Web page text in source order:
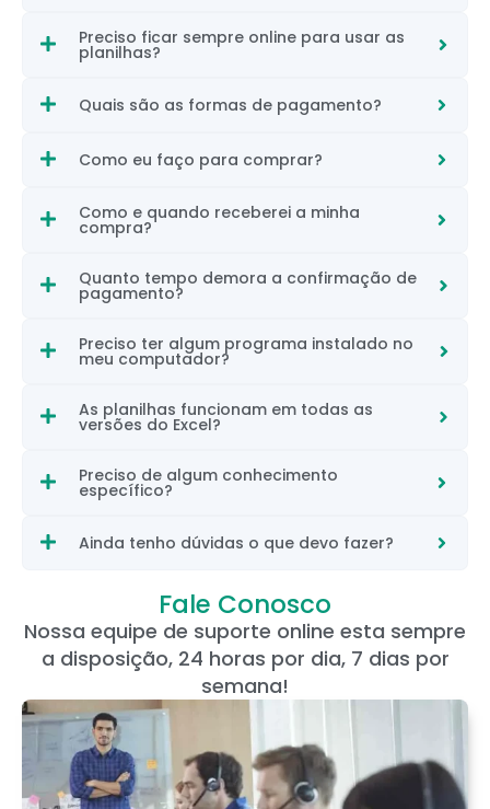
Preciso ficar sempre online para usar as
planilhas?
Quais são as formas de pagamento?
Como eu faço para comprar?
Como e quando receberei a minha
compra?
Quanto tempo demora a confirmação de
pagamento?
Preciso ter algum programa instalado no
meu computador?
As planilhas funcionam em todas as
versões do Excel?
Preciso de algum conhecimento
específico?
Ainda tenho dúvidas o que devo fazer?
Fale Conosco
Nossa equipe de suporte online esta sempre
a disposição, 24 horas por dia, 7 dias por
semana!